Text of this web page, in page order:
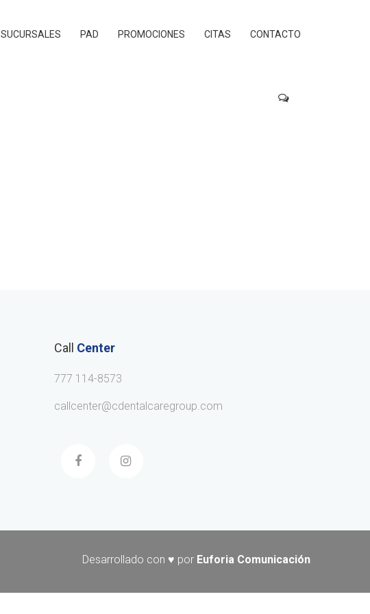
SUCURSALES PAD PROMOCIONES CITAS CONTACTO
Call Center
777 114-8573
callcenter@cdentalcaregroup.com
Desarrollado con ♥ por Euforia Comunicación